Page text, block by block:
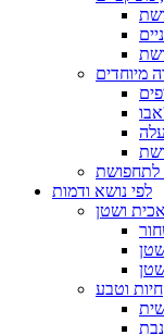
מיוחדים
לתחפושת
לפי נושא ודמות
ושטן
חיות וטבע